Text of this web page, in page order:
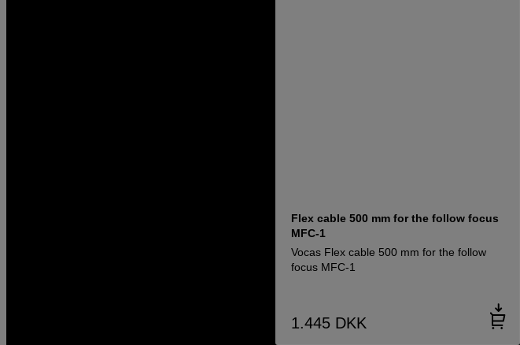
Flex cable 500 mm for the follow focus
MFC-1
Vocas Flex cable 500 mm for the follow
focus MFC-1
1.445 DKK